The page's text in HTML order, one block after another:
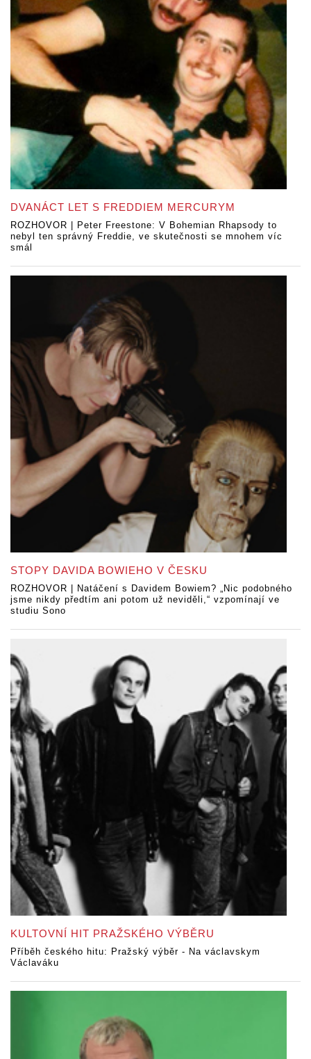
DVANÁCT LET S FREDDIEM MERCURYM
ROZHOVOR | Peter Freestone: V Bohemian Rhapsody to
nebyl ten správný Freddie, ve skutečnosti se mnohem víc
smál
STOPY DAVIDA BOWIEHO V ČESKU
ROZHOVOR | Natáčení s Davidem Bowiem? „Nic podobného
jsme nikdy předtím ani potom už neviděli,“ vzpomínají ve
studiu Sono
KULTOVNÍ HIT PRAŽSKÉHO VÝBĚRU
Příběh českého hitu: Pražský výběr - Na václavskym
Václaváku